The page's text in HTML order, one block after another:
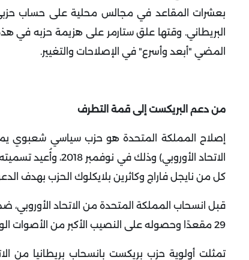
بعشرات المقاعد في مجالس محلية على حساب
البريطاني. وقتها علق ستارمر على هزيمة حزبه في
المضي "أبعد وأسرع" في الإصلاحات والتغيير.
من دعم البريكست إلى قمة التطرف
إصلاح المملكة المتحدة هو حزب سياسي شعبوي
كل من نايجل فاراج وكاثرين بلايكلوك الحزب بهدف
29 مقعدًا وحصوله على النصيب الأكبر من الأصوات الوطنية في انتخابات البرلمان الأوروبي لعام 2019 المُقامة في المملكة المتحدة
تمثلت أولوية حزب بريكست بانسحاب بريطانيا من